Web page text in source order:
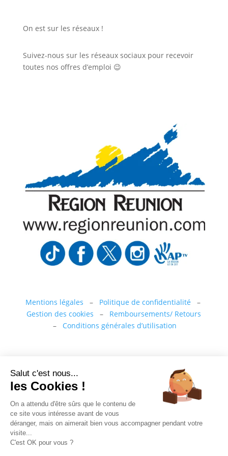
On est sur les réseaux !
Suivez-nous sur les réseaux sociaux pour recevoir
toutes nos offres d’emploi 😉
Mentions légales – Politique de confidentialité –
Gestion des cookies – Remboursements/ Retours
– Conditions générales d’utilisation
“Ce site a été financé à l’aide du FEDER (REACT-UE)
dans le cadre de la réponse de l’Union européenne à
la pandémie COVID-19. L’Europe s’engage à La
Réunion”
Téléchargez nos conditions générales de vente
Salut c'est nous...
les Cookies !
On a attendu d'être sûrs que le contenu de
ce site vous intéresse avant de vous
déranger, mais on aimerait bien vous accompagner pendant votre
visite...
C'est OK pour vous ?